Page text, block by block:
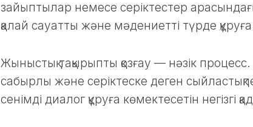
зайыптылар немесе серіктестер
қалай сауатты және мәдениетті түрде
Жыныстық тақырыпты қозғау — нәзік
сабырлы және серіктеске деген
сенімді диалог құруға көмектесетін негізгі